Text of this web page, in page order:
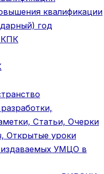
квалификации
год
КПК
Статьи, Очерки
Открытые уроки
УМЦО в